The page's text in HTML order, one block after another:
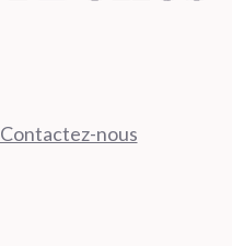
Contactez-nous